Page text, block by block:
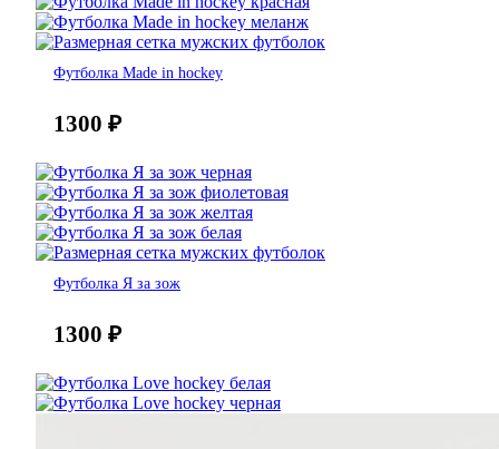
Футболка Made in hockey
1300 ₽
Футболка Я за зож
1300 ₽